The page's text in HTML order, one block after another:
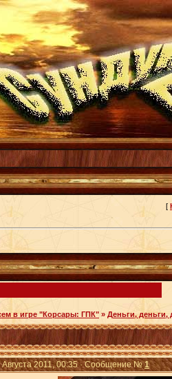
[
в игре "Корсары: ГПК" » Деньги, деньги,
2011, 00:35 · Сообщение №1